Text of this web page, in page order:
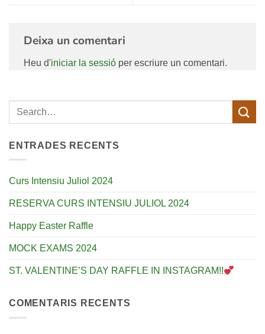
Deixa un comentari
Heu d'iniciar la sessió per escriure un comentari.
ENTRADES RECENTS
Curs Intensiu Juliol 2024
RESERVA CURS INTENSIU JULIOL 2024
Happy Easter Raffle
MOCK EXAMS 2024
ST. VALENTINE’S DAY RAFFLE IN INSTAGRAM!!
COMENTARIS RECENTS